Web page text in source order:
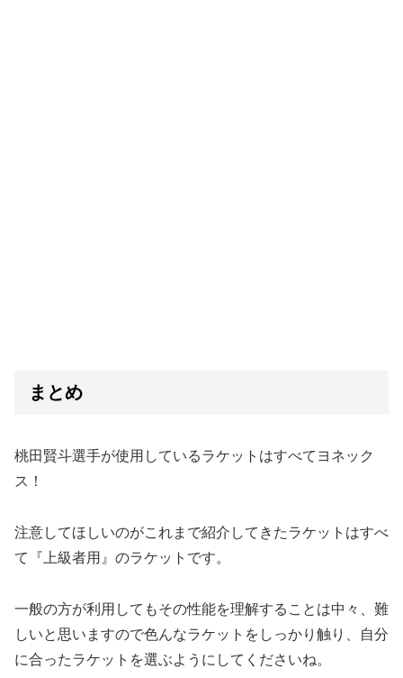
まとめ
桃田賢斗選手が使用しているラケットはすべてヨネック
ス！
注意してほしいのがこれまで紹介してきたラケットはすべ
て『上級者用』のラケットです。
一般の方が利用してもその性能を理解することは中々、難
しいと思いますので色んなラケットをしっかり触り、自分
に合ったラケットを選ぶようにしてくださいね。